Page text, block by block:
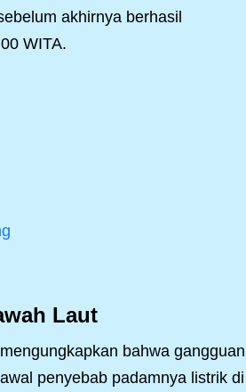
akhirnya berhasil
WITA.
Laut
bahwa gangguan
penyebab padamnya listrik di